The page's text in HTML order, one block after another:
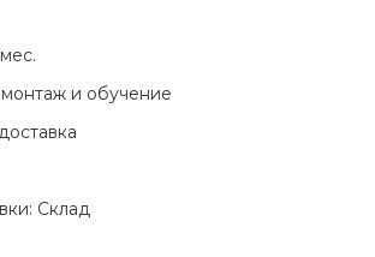
и обучение
Склад